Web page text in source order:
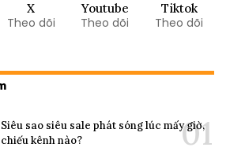
X
Theo dõi
Youtube
Theo dõi
Tiktok
Theo dõi
Siêu sao siêu sale phát sóng lúc mấy giờ,
chiếu kênh nào?